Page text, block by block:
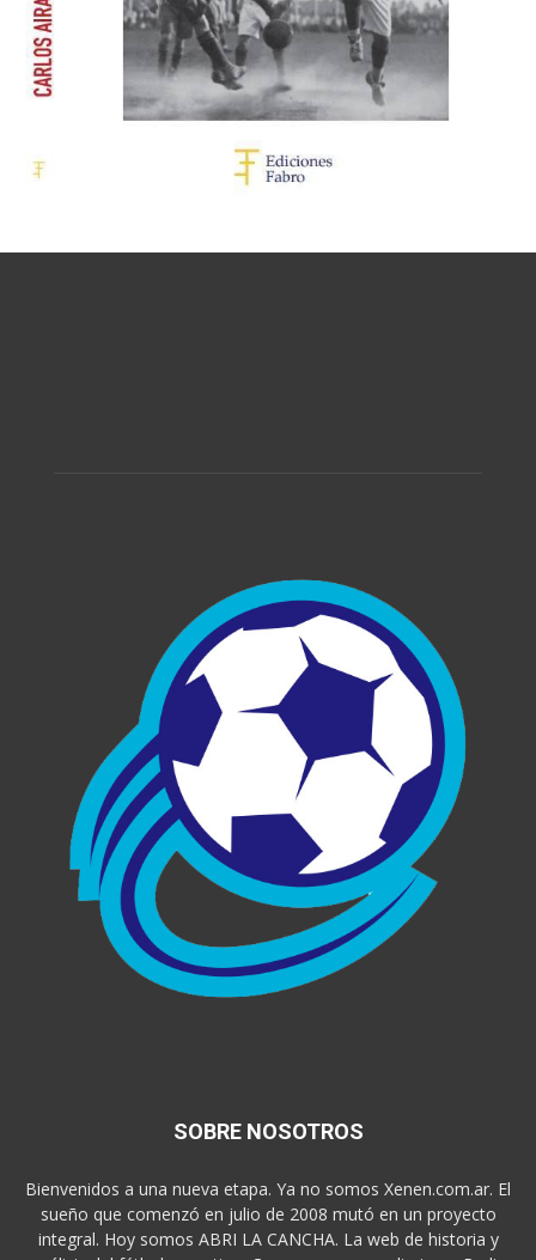
SOBRE NOSOTROS
Bienvenidos a una nueva etapa. Ya no somos Xenen.com.ar. El
sueño que comenzó en julio de 2008 mutó en un proyecto
integral. Hoy somos ABRI LA CANCHA. La web de historia y